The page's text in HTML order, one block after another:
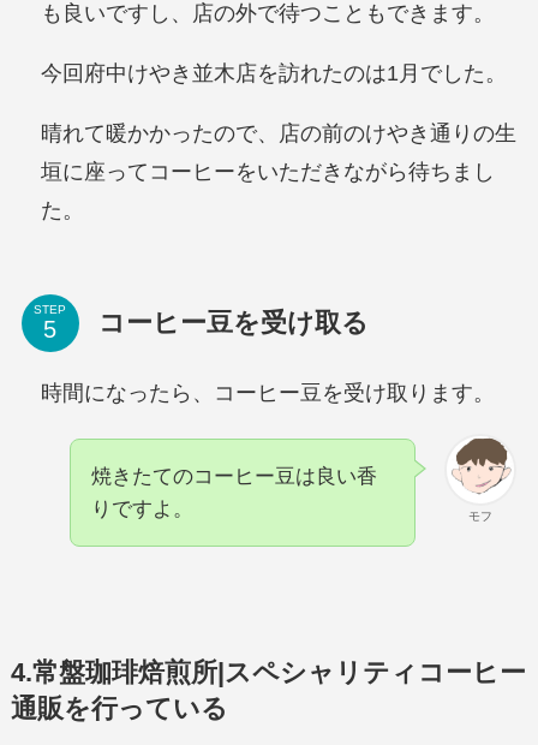
も良いですし、店の外で待つこともできます。
今回府中けやき並木店を訪れたのは1月でした。
晴れて暖かかったので、店の前のけやき通りの生
垣に座ってコーヒーをいただきながら待ちまし
た。
STEP コーヒー豆を受け取る
時間になったら、コーヒー豆を受け取ります。
モフ
焼きたてのコーヒー豆は良い香
りですよ。
4.常盤珈琲焙煎所|スペシャリティコーヒー
通販を行っている